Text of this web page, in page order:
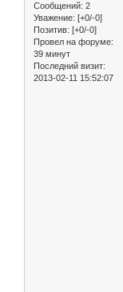
Сообщений: 2
Уважение: [+0/-0]
Позитив: [+0/-0]
Провел на форуме:
39 минут
Последний визит:
2013-02-11 15:52:07